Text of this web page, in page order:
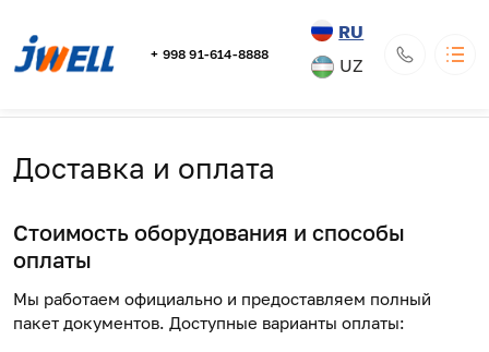
Доставка и оплата
100000, Республика Узбекистан, г. Ташкент, Мирзо-
info@jwell.uz
+ 998 91-614-8888
+ 998 91-614-8888
RU
UZ
Строка навигации
Доставка и оплата
Стоимость оборудования и способы
оплаты
Мы работаем официально и предоставляем полный
пакет документов. Доступные варианты оплаты: